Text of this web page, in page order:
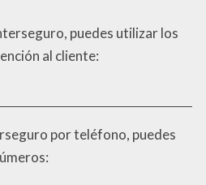
puedes utilizar los
al cliente:
por teléfono, puedes